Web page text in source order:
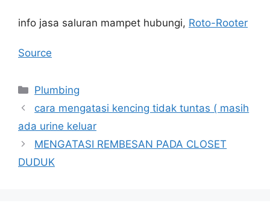
info jasa saluran mampet hubungi, Roto-Rooter
Source
Kategori
Plumbing
cara mengatasi kencing tidak tuntas ( masih
ada urine keluar
MENGATASI REMBESAN PADA CLOSET
DUDUK